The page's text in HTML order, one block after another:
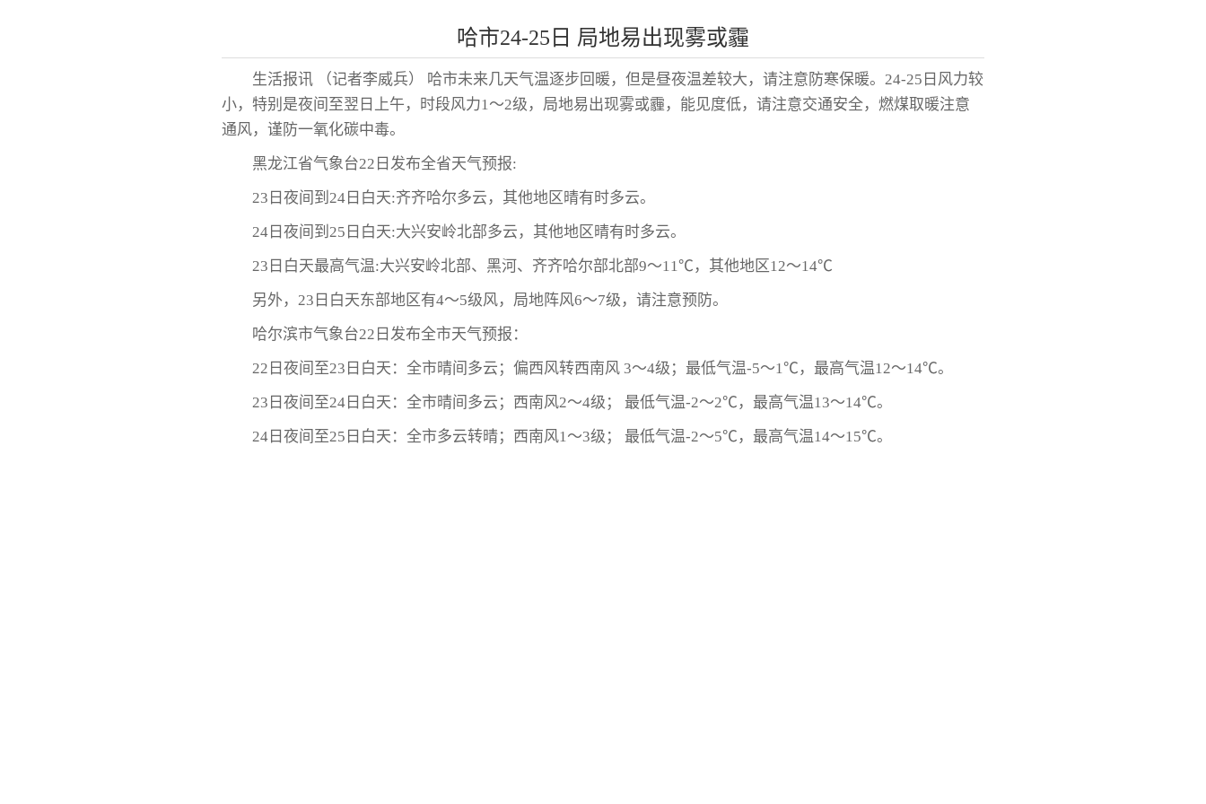
哈市24-25日 局地易出现雾或霾
生活报讯 （记者李威兵） 哈市未来几天气温逐步回暖，但是昼夜温差较大，请注意防寒保暖。24-25日风力较
小，特别是夜间至翌日上午，时段风力1～2级，局地易出现雾或霾，能见度低，请注意交通安全，燃煤取暖注意
通风，谨防一氧化碳中毒。
黑龙江省气象台22日发布全省天气预报:
23日夜间到24日白天:齐齐哈尔多云，其他地区晴有时多云。
24日夜间到25日白天:大兴安岭北部多云，其他地区晴有时多云。
23日白天最高气温:大兴安岭北部、黑河、齐齐哈尔部北部9～11℃，其他地区12～14℃
另外，23日白天东部地区有4～5级风，局地阵风6～7级，请注意预防。
哈尔滨市气象台22日发布全市天气预报：
22日夜间至23日白天：全市晴间多云；偏西风转西南风 3～4级；最低气温-5～1℃，最高气温12～14℃。
23日夜间至24日白天：全市晴间多云；西南风2～4级； 最低气温-2～2℃，最高气温13～14℃。
24日夜间至25日白天：全市多云转晴；西南风1～3级； 最低气温-2～5℃，最高气温14～15℃。